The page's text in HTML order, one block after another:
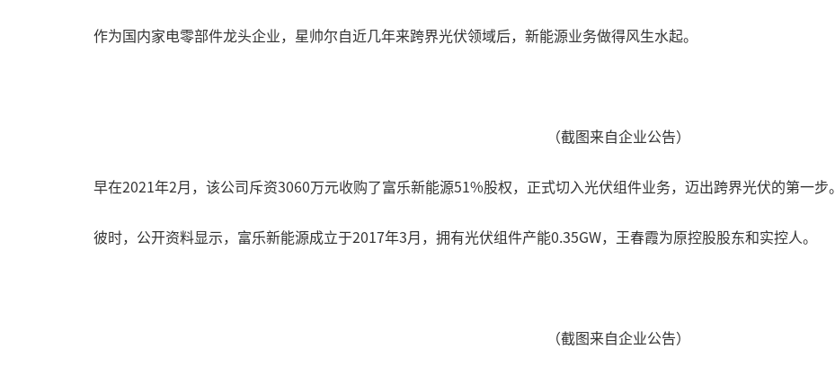
作为国内家电零部件龙头企业，星帅尔自近几年来跨界光伏领域后，新能源业务做得风生水起。
（截图来自企业公告）
早在2021年2月，该公司斥资3060万元收购了富乐新能源51%股权，正式切入光伏组件业务，迈出跨界光伏的第一步。
彼时，公开资料显示，富乐新能源成立于2017年3月，拥有光伏组件产能0.35GW，王春霞为原控股股东和实控人。
（截图来自企业公告）